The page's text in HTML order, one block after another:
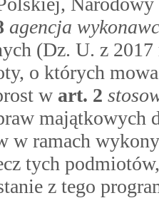
agencja
(Dz. U. z
o których
w art. 2
majątkowych
w ramach
tych
z tego